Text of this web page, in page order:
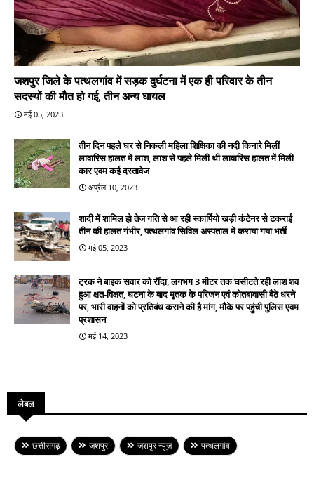
जशपुर जिले के पत्थलगांव में सड़क दुर्घटना में एक ही परिवार के तीन
सदस्यों की मौत हो गई, तीन अन्य घायल
मई 05, 2023
तीन दिन पहले घर से निकली महिला शिक्षिका की नदी किनारे मिलीं
लावारिस हालत में लाश, लाश से पहले मिली थी लावारिस हालत में मिली
कार एवम कई दस्तावेज
अप्रैल 10, 2023
शादी में शामिल हो तेज गति से आ रही स्कार्पियो खड़ी कंटेनर से टकराई
तीन की हालत गंभीर, पत्थलगांव सिविल अस्पताल में कराया गया भर्ती
मई 05, 2023
ट्रक ने बाइक सवार को रौंदा, लगभग 3 मीटर तक घसीटते रही लाश शव
हुआ क्षत-विक्षत, घटना के बाद मृतक के परिजन एवं कोतबावासी बैठे धरने
पर, भारी वाहनों को प्रतिबंध कराने की है मांग, मौके पर पहुंची पुलिस एवम
प्रशासन
मई 14, 2023
लेबल
छत्तीसगढ़ जशपुर जशपुर न्यूज़ पत्थलगांव